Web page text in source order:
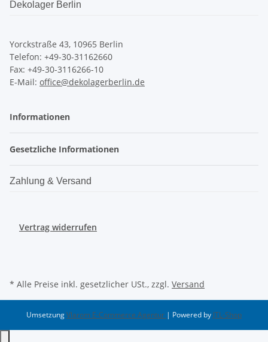
Dekolager Berlin
Yorckstraße 43, 10965 Berlin
Telefon: +49-30-31162660
Fax: +49-30-3116266-10
E-Mail: office@dekolagerberlin.de
Informationen
Gesetzliche Informationen
Zahlung & Versand
Vertrag widerrufen
* Alle Preise inkl. gesetzlicher USt., zzgl. Versand
UmsetzungVlarom E-Commerce Agentur | Powered by JTL-Shop